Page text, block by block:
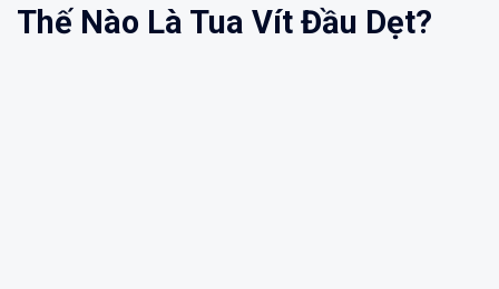
Thế Nào Là Tua Vít Đầu Dẹt?